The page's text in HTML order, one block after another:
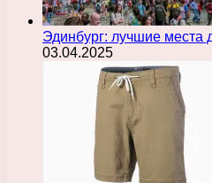
Эдинбург: лучшие места
03.04.2025